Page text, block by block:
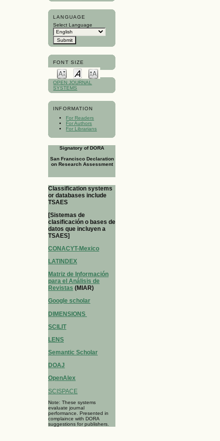
LANGUAGE
Select Language
FONT SIZE
OPEN JOURNAL
SYSTEMS
INFORMATION
For Readers
For Authors
For Librarians
Signatory of DORA
San Francisco Declaration
on Research Assessment
Classification systems
or databases include
TSAES
[Sistemas de
clasificación o bases de
datos que incluyen a
TSAES]
CONACYT-Mexico
LATINDEX
Matriz de Información
para el Análisis de
Revistas (MIAR)
Google scholar
DIMENSIONS
SCILIT
LENS
Semantic Scholar
DOAJ
OpenAlex
SCISPACE
Note: These systems
evaluate journal
performance. Presented in
complaince with DORA
suggestions for publishers.